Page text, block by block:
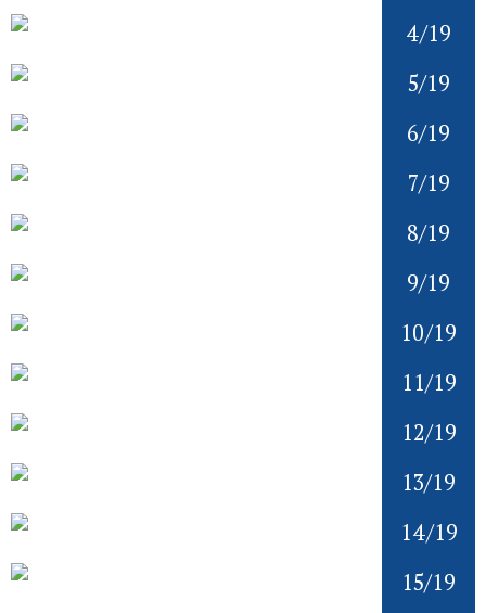
4/19
5/19
6/19
7/19
8/19
9/19
10/19
11/19
12/19
13/19
14/19
15/19